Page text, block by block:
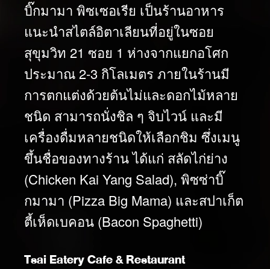
บิ๊กมามา พิซเซอเรีย เป็นร้านอาหาร
แนะนำสไตล์อิตาเลียนที่อยู่ในซอย
สุขุมวิท 21 ซอย 1 ห่างจากแยกอโศก
ประมาณ 2-3 กิโลเมตร ภายในร้านมี
การตกแต่งด้วยต้นไม่และดอกไม้หลาย
ชนิด สามารถนั่งชิล ๆ จิบไวน์ และมี
เครื่องดื่มหลายชนิดให้เลือกชิม ซึ่งเมนู
ขึ้นชื่อของทางร้าน ได้แก่ สลัดไก่ย่าง
(Chicken Kai Yang Salad), พิซซ่าบิ๊
กมามา (Pizza Big Mama) และสปาเก็ต
ตี้เห็ดเบคอน (Bacon Spaghetti)
Tsai Eatery Cafe & Restaurant